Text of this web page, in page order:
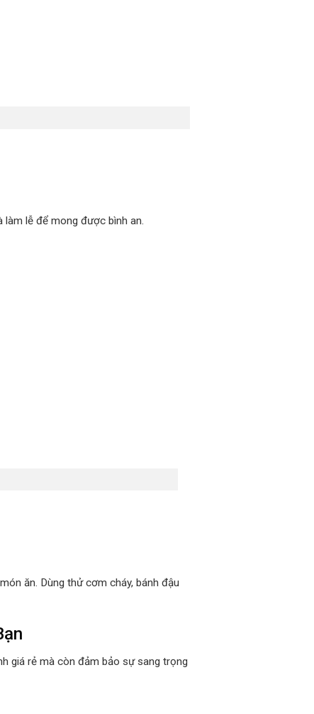
làm lễ để mong được bình an.
ăn. Dùng thử cơm cháy, bánh đậu
giá rẻ mà còn đảm bảo sự sang trọng